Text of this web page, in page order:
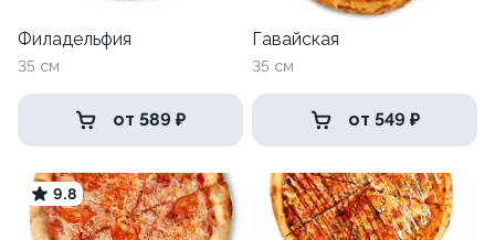
Филадельфия
35 см
от 589 ₽
Гавайская
35 см
от 549 ₽
9.8